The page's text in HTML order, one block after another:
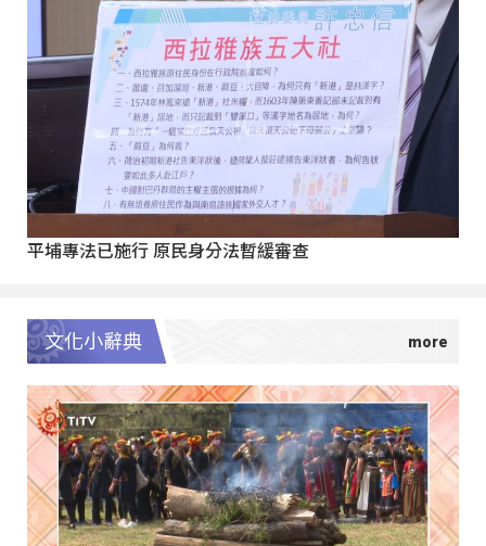
平埔專法已施行 原民身分法暫緩審查
文化小辭典